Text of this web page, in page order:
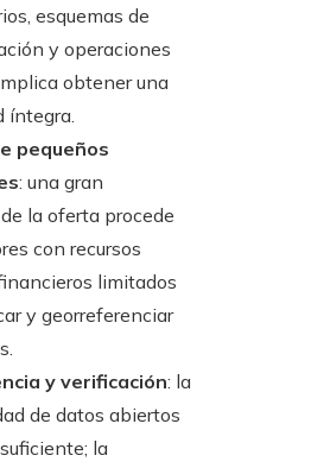
esquemas de
y operaciones
obtener una
íntegra.
pequeños
: una gran
la oferta procede
con recursos
limitados
y georreferenciar
y verificación: la
de datos abiertos
la